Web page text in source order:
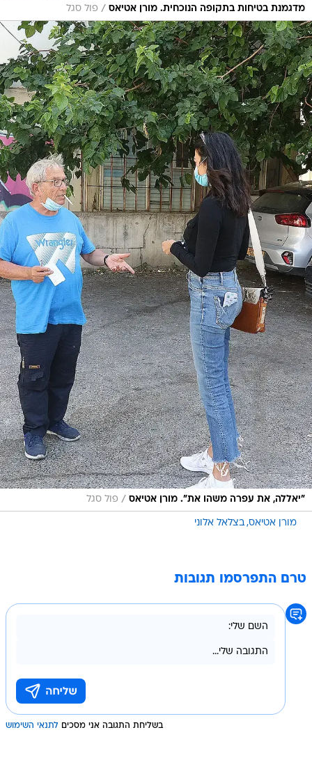
מדגמנת בטיחות בתקופה הנוכחית. מורן אטיאס / פול סגל
"יאללה, את עפרה משהו את". מורן אטיאס / פול סגל
מורן אטיאס בצלאל אלוני
טרם התפרסמו תגובות
בשליחת התגובה אני מסכים לתנאי השימוש